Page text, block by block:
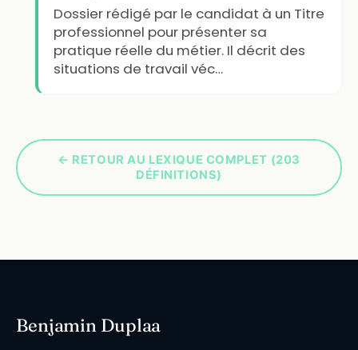
Dossier rédigé par le candidat à un Titre
professionnel pour présenter sa
pratique réelle du métier. Il décrit des
situations de travail véc…
← RETOUR AU LEXIQUE COMPLET (203
DÉFINITIONS)
Benjamin Duplaa